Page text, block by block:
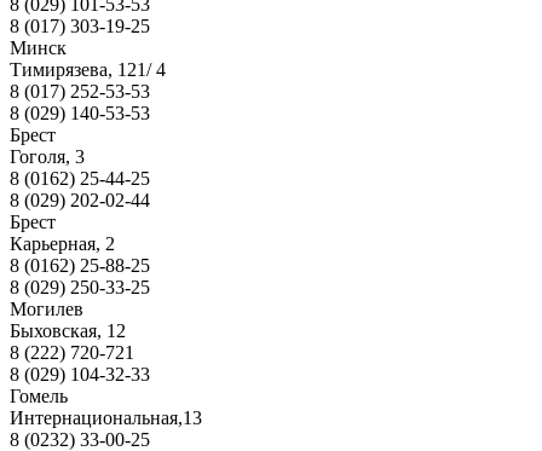
8 (029) 101-53-53
8 (017) 303-19-25
Минск
Тимирязева, 121/ 4
8 (017) 252-53-53
8 (029) 140-53-53
Брест
Гоголя, 3
8 (0162) 25-44-25
8 (029) 202-02-44
Брест
Карьерная, 2
8 (0162) 25-88-25
8 (029) 250-33-25
Могилев
Быховская, 12
8 (222) 720-721
8 (029) 104-32-33
Гомель
Интернациональная,13
8 (0232) 33-00-25